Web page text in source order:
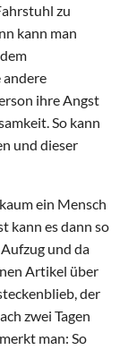
zu
kann man
andere
ihre Angst
So kann
und dieser
ein Mensch
kann es dann so
und da
Artikel über
der
zwei Tagen
man: So